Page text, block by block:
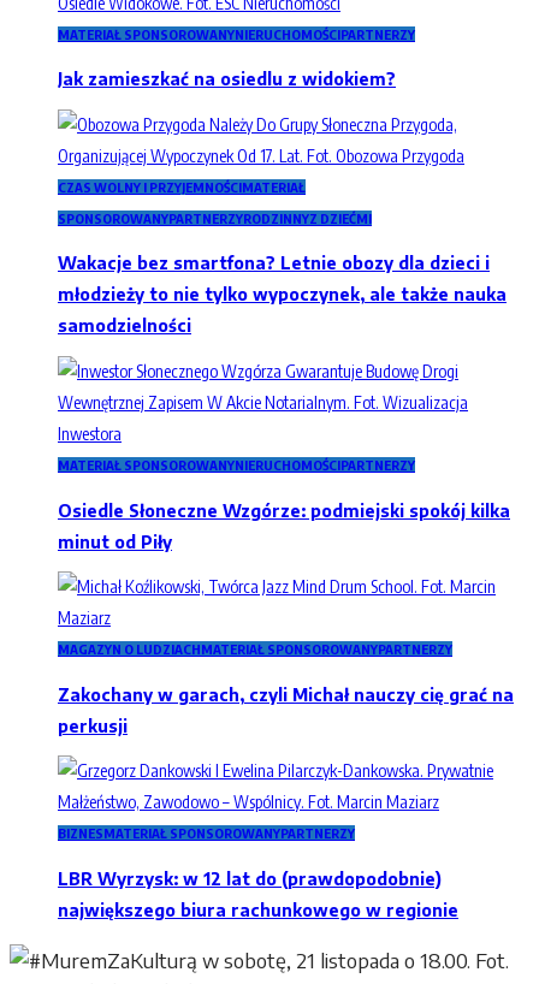
MATERIAŁ SPONSOROWANYNIERUCHOMOŚCIPARTNERZY
Jak zamieszkać na osiedlu z widokiem?
CZAS WOLNY I PRZYJEMNOŚCIMATERIAŁ
SPONSOROWANYPARTNERZYRODZINNYZ DZIEĆMI
Wakacje bez smartfona? Letnie obozy dla dzieci i
młodzieży to nie tylko wypoczynek, ale także nauka
samodzielności
MATERIAŁ SPONSOROWANYNIERUCHOMOŚCIPARTNERZY
Osiedle Słoneczne Wzgórze: podmiejski spokój kilka
minut od Piły
MAGAZYN O LUDZIACHMATERIAŁ SPONSOROWANYPARTNERZY
Zakochany w garach, czyli Michał nauczy cię grać na
perkusji
BIZNESMATERIAŁ SPONSOROWANYPARTNERZY
LBR Wyrzysk: w 12 lat do (prawdopodobnie)
największego biura rachunkowego w regionie